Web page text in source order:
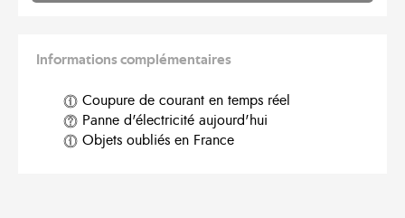
Informations complémentaires
Coupure de courant en temps réel
Panne d'électricité aujourd'hui
Objets oubliés en France